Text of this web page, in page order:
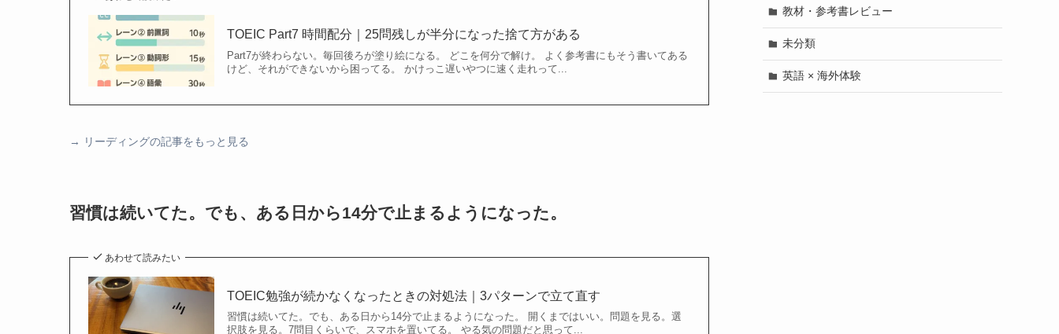
TOEIC Part7 時間配分｜25問残しが半分になった捨て方がある
Part7が終わらない。毎回後ろが塗り絵になる。 どこを何分で解け。 よく参考書にもそう書いてある
けど、それができないから困ってる。 かけっこ遅いやつに速く走れって...
→ リーディングの記事をもっと見る
習慣は続いてた。でも、ある日から14分で止まるようになった。
あわせて読みたい
TOEIC勉強が続かなくなったときの対処法｜3パターンで立て直す
習慣は続いてた。でも、ある日から14分で止まるようになった。 開くまではいい。問題を見る。選
択肢を見る。7問目くらいで、スマホを置いてる。 やる気の問題だと思って...
教材・参考書レビュー
未分類
英語 × 海外体験